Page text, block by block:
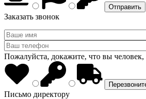
Заказать звонок
Пожалуйста, докажите, что вы человек,
Письмо директору